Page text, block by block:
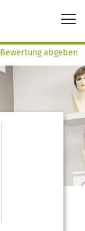
Bewertung abgeben